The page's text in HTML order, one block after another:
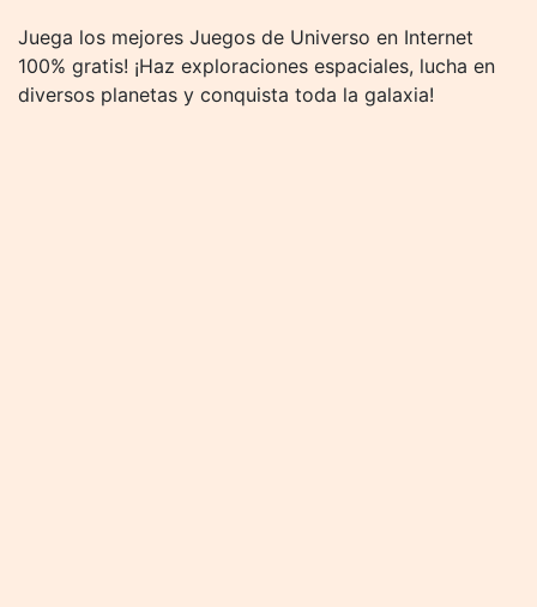
Juega los mejores Juegos de Universo en Internet
100% gratis! ¡Haz exploraciones espaciales, lucha en
diversos planetas y conquista toda la galaxia!